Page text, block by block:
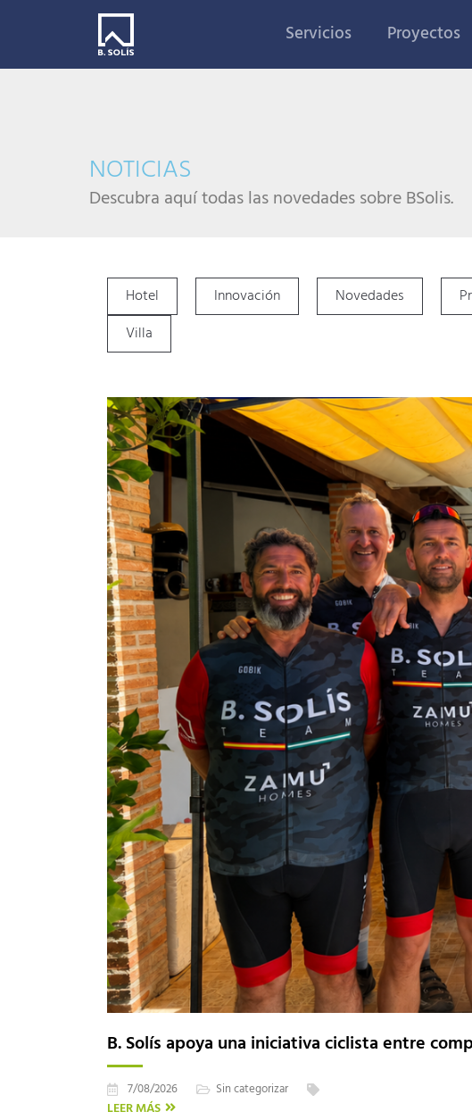
Servicios Proyectos
NOTICIAS
Descubra aquí todas las novedades sobre BSolis.
Hotel Innovación Novedades
Villa
B. Solís apoya una iniciativa ciclista entre
7/08/2026 Sin categorizar
LEER MÁS